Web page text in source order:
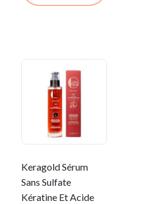
Keragold Sérum
Sans Sulfate
Kératine Et Acide